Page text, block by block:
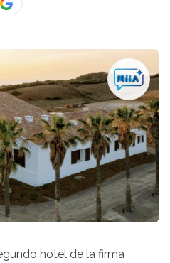
hotel de la firma